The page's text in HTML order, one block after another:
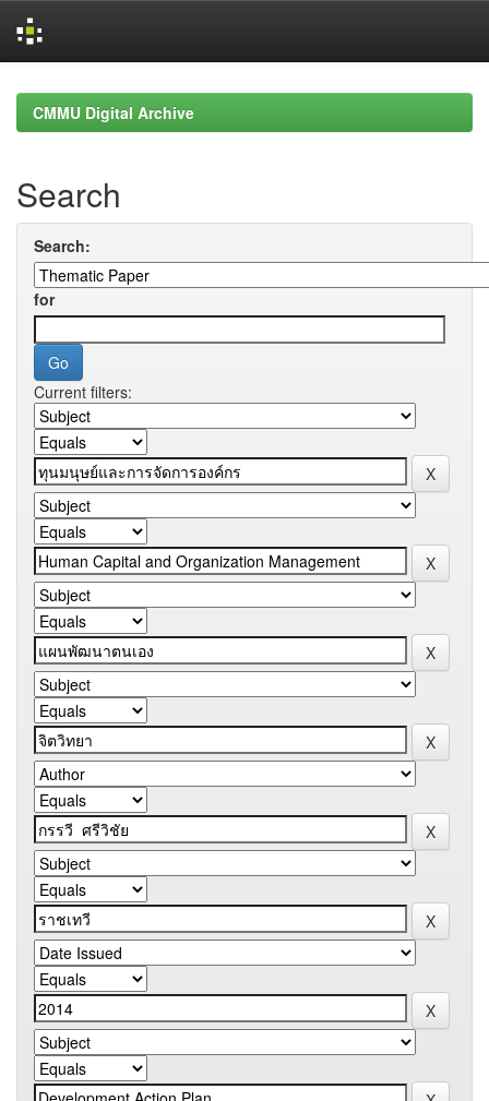
navigationCMMU Digital Archive
Search
Search:
for
Current filters: